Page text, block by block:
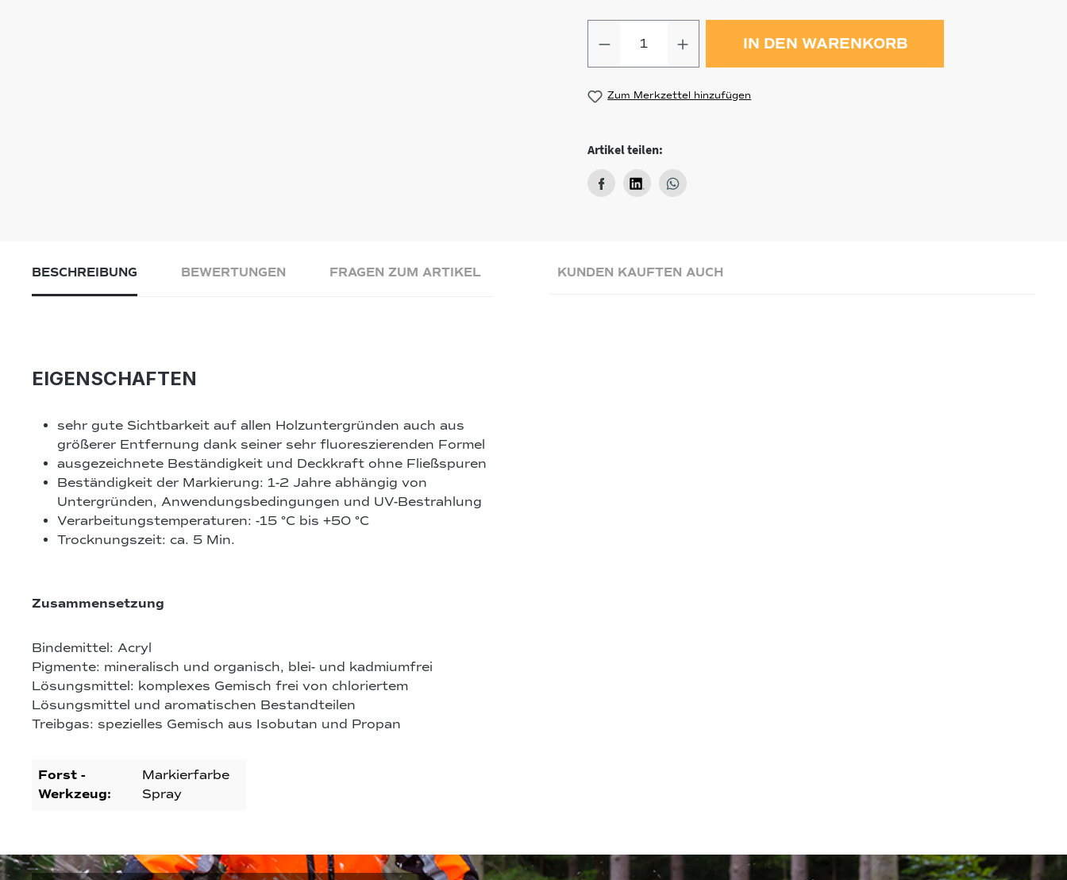
Produkt Anzahl: Gib den gewünschten Wert
IN DEN WARENKORB
Zum Merkzettel hinzufügen
Artikel teilen:
BESCHREIBUNG BEWERTUNGEN FRAGEN ZUM ARTIKEL
EIGENSCHAFTEN
sehr gute Sichtbarkeit auf allen Holzuntergründen auch aus
größerer Entfernung dank seiner sehr fluoreszierenden Formel
ausgezeichnete Beständigkeit und Deckkraft ohne Fließspuren
Beständigkeit der Markierung: 1-2 Jahre abhängig von
Untergründen, Anwendungsbedingungen und UV-Bestrahlung
Verarbeitungstemperaturen: -15 °C bis +50 °C
Trocknungszeit: ca. 5 Min.
Zusammensetzung
Bindemittel: Acryl
Pigmente: mineralisch und organisch, blei- und kadmiumfrei
Lösungsmittel: komplexes Gemisch frei von chloriertem
Lösungsmittel und aromatischen Bestandteilen
Treibgas: spezielles Gemisch aus Isobutan und Propan
Forst -
Werkzeug:
Markierfarbe
Spray
KUNDEN KAUFTEN AUCH